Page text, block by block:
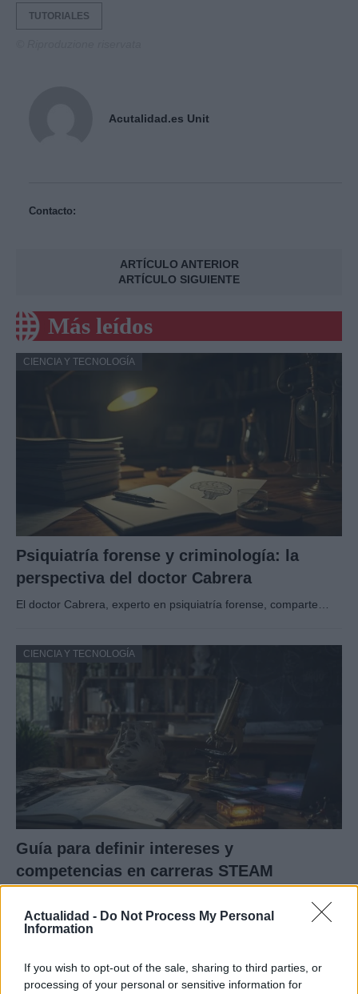
Actualidad - Do Not Process My Personal
Information
If you wish to opt-out of the sale, sharing to third parties, or
processing of your personal or sensitive information for
TUTORIALES
Acutalidad.es Unit
Contacto:
ARTÍCULO ANTERIOR
ARTÍCULO SIGUIENTE
Más leídos
CIENCIA Y TECNOLOGÍA
Psiquiatría forense y criminología: la
perspectiva del doctor Cabrera
El doctor Cabrera, experto en psiquiatría forense, comparte…
CIENCIA Y TECNOLOGÍA
Guía para definir intereses y
competencias en carreras STEAM